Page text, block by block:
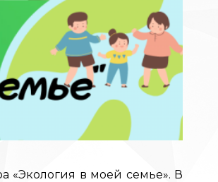
«Экология в моей семье». В